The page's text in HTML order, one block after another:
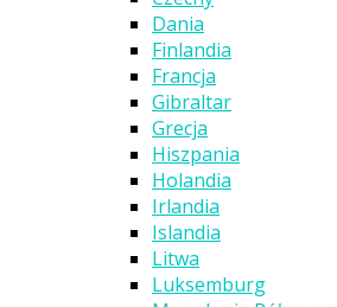
Dania
Finlandia
Francja
Gibraltar
Grecja
Hiszpania
Holandia
Irlandia
Islandia
Litwa
Luksemburg